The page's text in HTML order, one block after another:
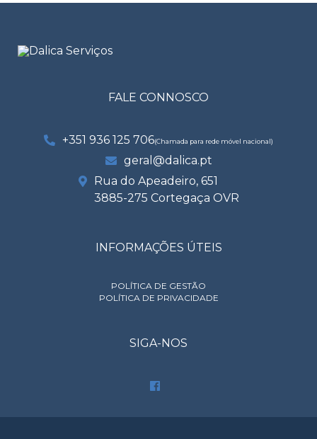
FALE CONNOSCO
+351 936 125 706(Chamada para rede móvel nacional)
geral@dalica.pt
Rua do Apeadeiro, 651
3885-275 Cortegaça OVR
INFORMAÇÕES ÚTEIS
POLÍTICA DE GESTÃO
POLÍTICA DE PRIVACIDADE
SIGA-NOS